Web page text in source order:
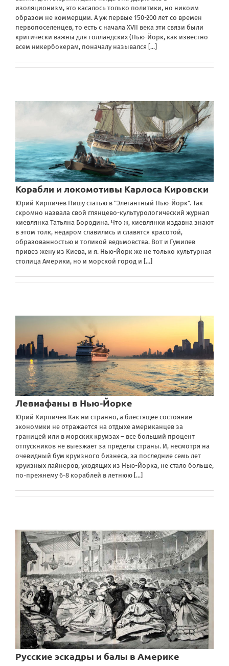
изоляционизм, это касалось только политики, но никоим
образом не коммерции. А уж первые 150-200 лет со времен
первопоселенцев, то есть с начала XVII века эти связи были
критически важны для голландских (Нью-Йорк, как известно
всем никербокерам, поначалу назывался [...]
Корабли и локомотивы Карлоса Кировски
Юрий Кирпичев Пишу статью в "Элегантный Нью-Йорк". Так
скромно назвала свой глянцево-культурологический журнал
киевлянка Татьяна Бородина. Что ж, киевлянки издавна знают
в этом толк, недаром славились и славятся красотой,
образованностью и толикой ведьмовства. Вот и Гумилев
привез жену из Киева, и я. Нью-Йорк же не только культурная
столица Америки, но и морской город и [...]
Левиафаны в Нью-Йорке
Юрий Кирпичев Как ни странно, а блестящее состояние
экономики не отражается на отдыхе американцев за
границей или в морских круизах – все больший процент
отпускников не выезжает за пределы страны. И, несмотря на
очевидный бум круизного бизнеса, за последние семь лет
круизных лайнеров, уходящих из Нью-Йорка, не стало больше,
по-прежнему 6-8 кораблей в летнюю [...]
Русские эскадры и балы в Америке